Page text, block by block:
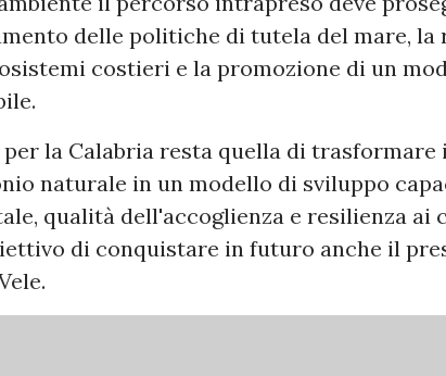
delle politiche di tutela del mare, la
costieri e la promozione di un
per la Calabria resta quella di
naturale in un modello di sviluppo
qualità dell'accoglienza e resilienza ai
di conquistare in futuro anche il